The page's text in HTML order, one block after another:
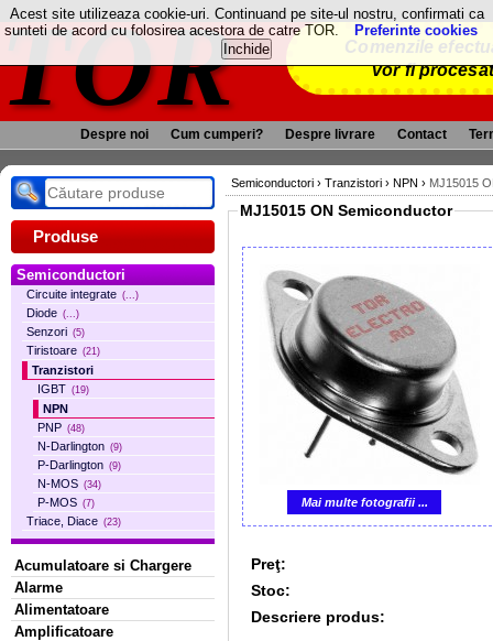
TOR
Comenzile
vor fi
Despre noi Cum cumperi? Despre livrare Contact
Produse
Semiconductori
Circuite integrate (...)
Diode (...)
Senzori (5)
Tiristoare (21)
Tranzistori
IGBT (19)
NPN
PNP (48)
N-Darlington (9)
P-Darlington (9)
N-MOS (34)
P-MOS (7)
Triace, Diace (23)
Acumulatoare si Chargere
Alarme
Alimentatoare
Amplificatoare
Semiconductori › Tranzistori › NPN › MJ15015
MJ15015 ON Semiconductor
Mai multe fotografii ...
Preţ:
Stoc:
Descriere produs:
Acest site utilizeaza cookie-uri. Continuand pe site-ul nostru, confirmati ca
sunteti de acord cu folosirea acestora de catre TOR.
Preferinte cookies